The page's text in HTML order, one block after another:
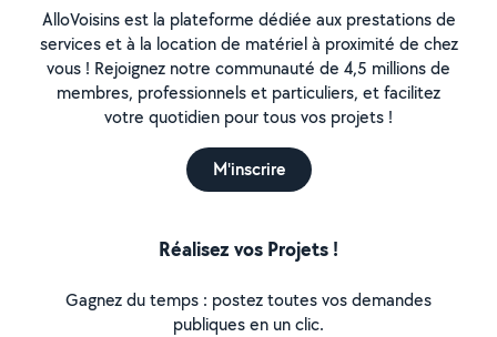
AlloVoisins est la plateforme dédiée aux prestations de
services et à la location de matériel à proximité de chez
vous ! Rejoignez notre communauté de 4,5 millions de
membres, professionnels et particuliers, et facilitez
votre quotidien pour tous vos projets !
M'inscrire
Réalisez vos Projets !
Gagnez du temps : postez toutes vos demandes
publiques en un clic.